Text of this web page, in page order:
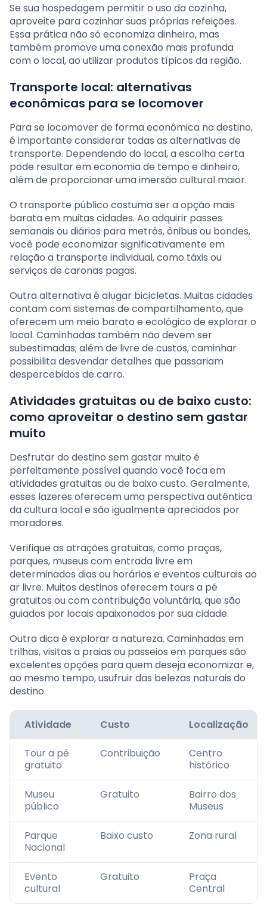
Se sua hospedagem permitir o uso da cozinha,
aproveite para cozinhar suas próprias refeições.
Essa prática não só economiza dinheiro, mas
também promove uma conexão mais profunda
com o local, ao utilizar produtos típicos da região.
Transporte local: alternativas
econômicas para se locomover
Para se locomover de forma econômica no destino,
é importante considerar todas as alternativas de
transporte. Dependendo do local, a escolha certa
pode resultar em economia de tempo e dinheiro,
além de proporcionar uma imersão cultural maior.
O transporte público costuma ser a opção mais
barata em muitas cidades. Ao adquirir passes
semanais ou diários para metrôs, ônibus ou bondes,
você pode economizar significativamente em
relação a transporte individual, como táxis ou
serviços de caronas pagas.
Outra alternativa é alugar bicicletas. Muitas cidades
contam com sistemas de compartilhamento, que
oferecem um meio barato e ecológico de explorar o
local. Caminhadas também não devem ser
subestimadas; além de livre de custos, caminhar
possibilita desvendar detalhes que passariam
despercebidos de carro.
Atividades gratuitas ou de baixo custo:
como aproveitar o destino sem gastar
muito
Desfrutar do destino sem gastar muito é
perfeitamente possível quando você foca em
atividades gratuitas ou de baixo custo. Geralmente,
esses lazeres oferecem uma perspectiva autêntica
da cultura local e são igualmente apreciados por
moradores.
Verifique as atrações gratuitas, como praças,
parques, museus com entrada livre em
determinados dias ou horários e eventos culturais ao
ar livre. Muitos destinos oferecem tours a pé
gratuitos ou com contribuição voluntária, que são
guiados por locais apaixonados por sua cidade.
Outra dica é explorar a natureza. Caminhadas em
trilhas, visitas a praias ou passeios em parques são
excelentes opções para quem deseja economizar e,
ao mesmo tempo, usufruir das belezas naturais do
destino.
Atividade Custo Localização
Tour a pé
gratuito
Contribuição
Centro
histórico
Museu
público
Gratuito
Bairro dos
Museus
Parque
Nacional
Baixo custo Zona rural
Evento
cultural
Gratuito
Praça
Central